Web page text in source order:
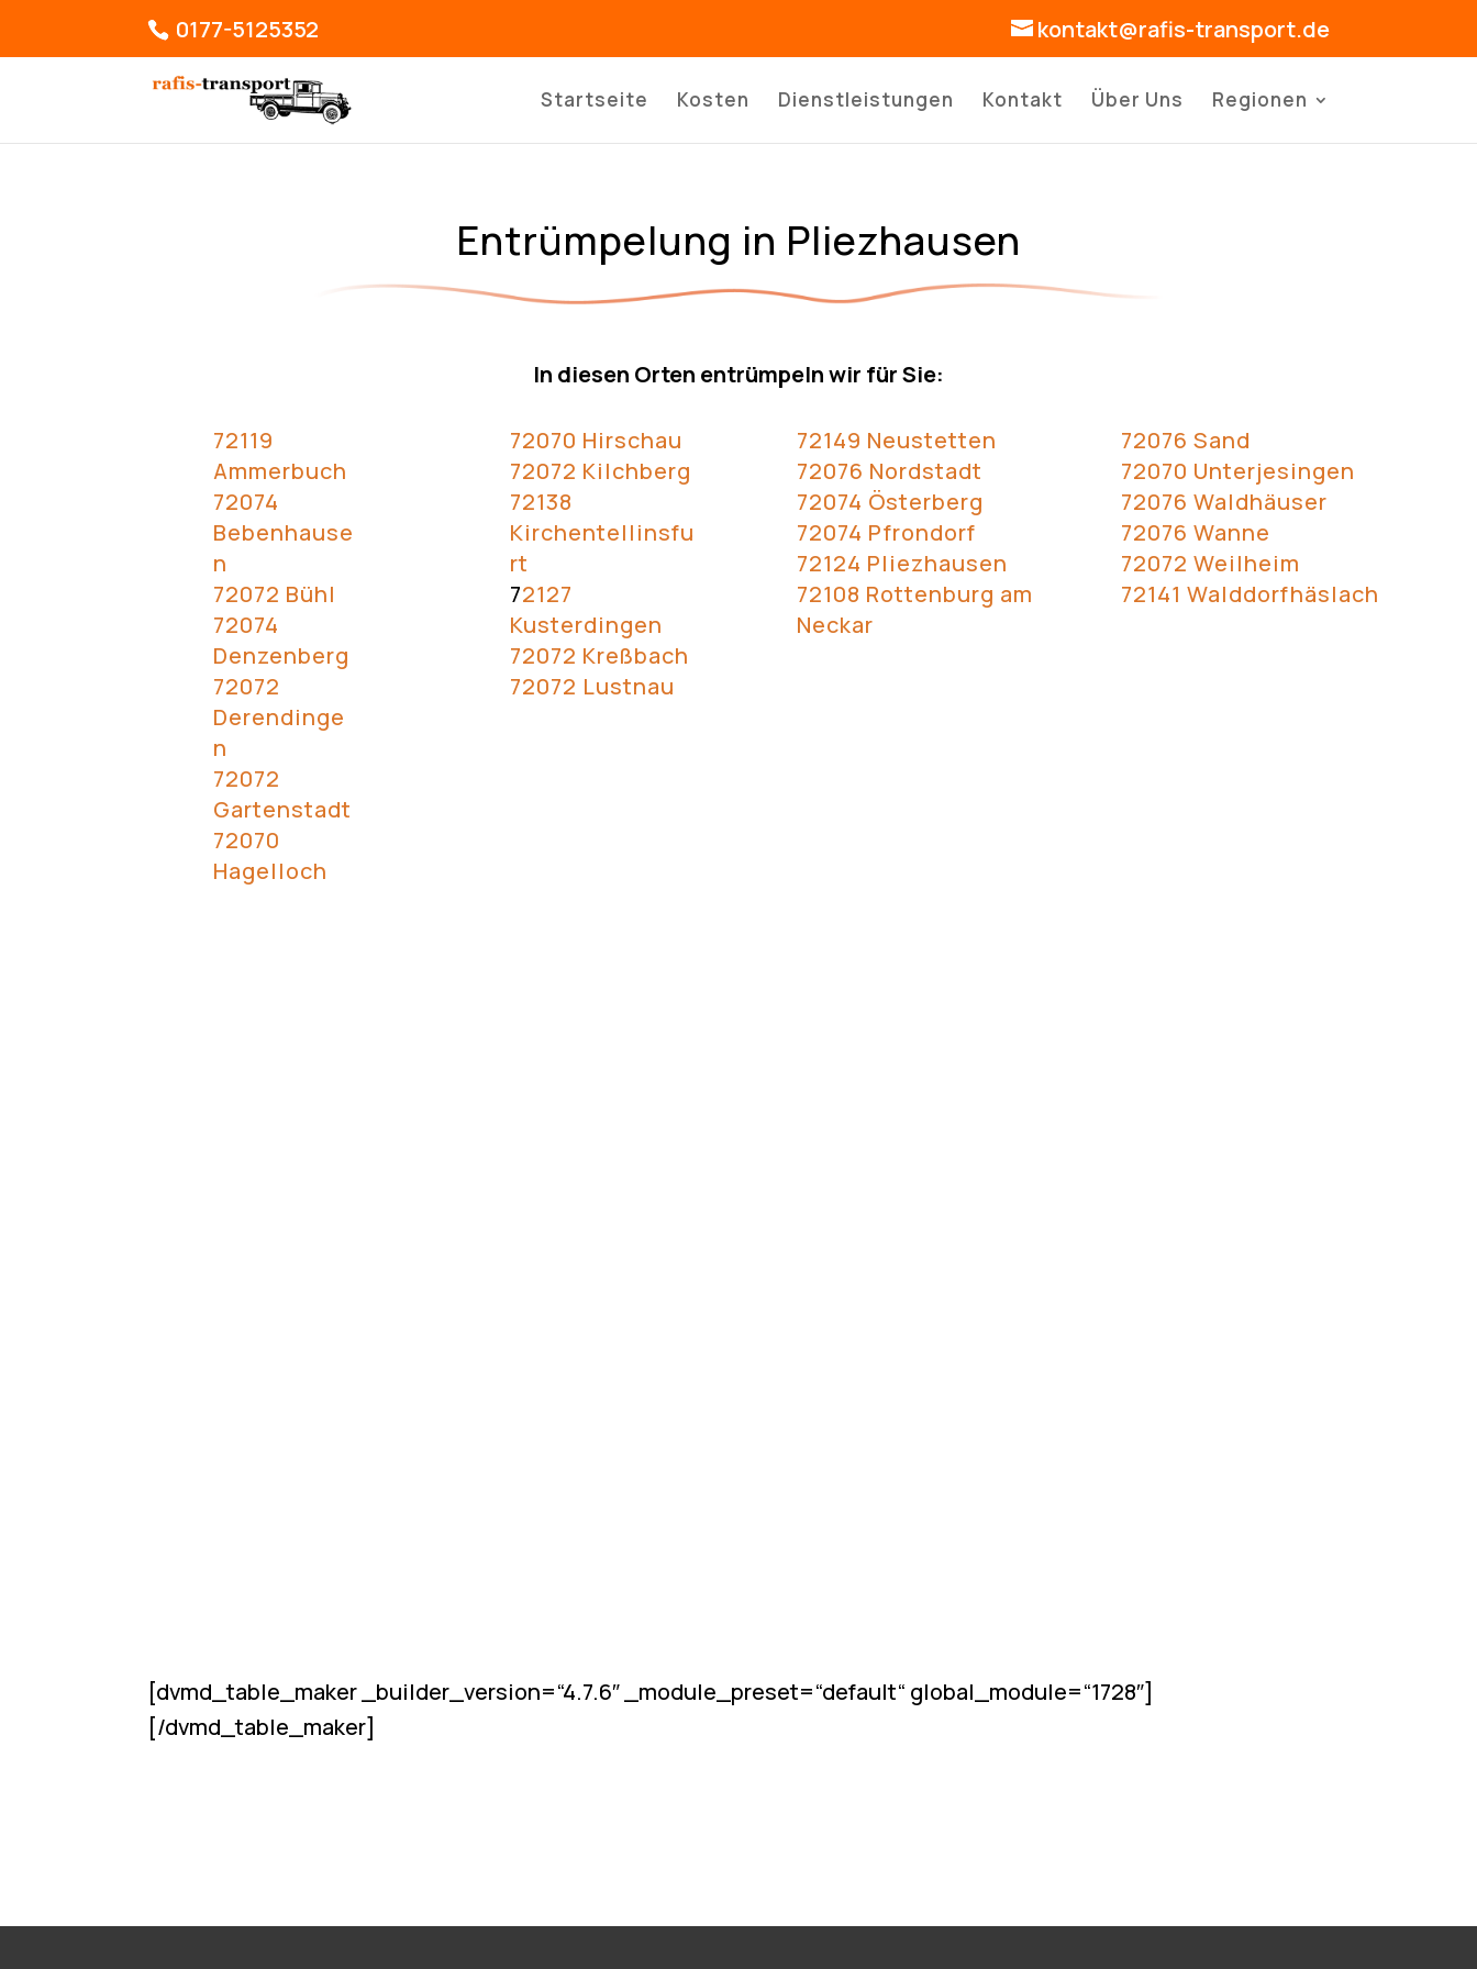
0177-5125352 kontakt@rafis-transport.de
Startseite Kosten Dienstleistungen Kontakt Über Uns Regionen
Entrümpelung in Pliezhausen
In diesen Orten entrümpeln wir für Sie:
72119
Ammerbuch
72074
Bebenhause
n
72072 Bühl
72074
Denzenberg
72072
Derendinge
n
72072
Gartenstadt
72070
Hagelloch
72070 Hirschau
72072 Kilchberg
72138
Kirchentellinsfu
rt
72127
Kusterdingen
72072 Kreßbach
72072 Lustnau
72149 Neustetten
72076 Nordstadt
72074 Österberg
72074 Pfrondorf
72124 Pliezhausen
72108 Rottenburg am
Neckar
72076 Sand
72070 Unterjesingen
72076 Waldhäuser
72076 Wanne
72072 Weilheim
72141 Walddorfhäslach
[dvmd_table_maker _builder_version=“4.7.6″ _module_preset=“default“ global_module=“1728″]
[/dvmd_table_maker]